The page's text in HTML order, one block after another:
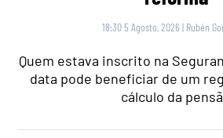
18:30 5 Agosto, 2026 | Rubén
Quem estava inscrito na
data pode beneficiar de um
cálculo da